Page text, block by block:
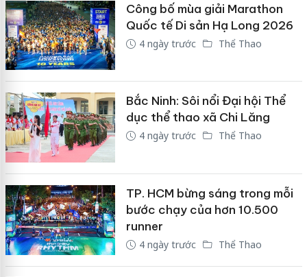
Công bố mùa giải Marathon
Quốc tế Di sản Hạ Long 2026
4 ngày trước Thể Thao
Bắc Ninh: Sôi nổi Đại hội Thể
dục thể thao xã Chi Lăng
4 ngày trước Thể Thao
TP. HCM bừng sáng trong mỗi
bước chạy của hơn 10.500
runner
4 ngày trước Thể Thao